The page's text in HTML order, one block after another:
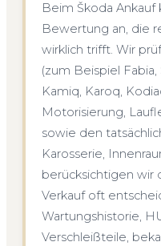
Beim Škoda
Bewertung an, die
wirklich trifft. Wir
(zum Beispiel Fabia,
Kamiq, Karoq,
Motorisierung,
sowie den
Karosserie,
berücksichtigen wir
Verkauf oft
Wartungshistorie,
Verschleißteile,